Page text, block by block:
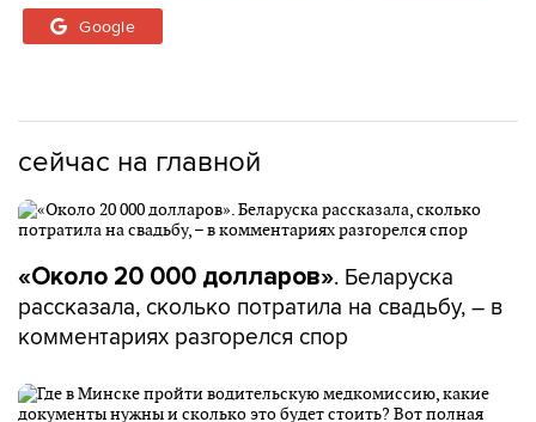
Google
сейчас на главной
«Около 20 000 долларов». Беларуска
рассказала, сколько потратила на свадьбу, – в
комментариях разгорелся спор